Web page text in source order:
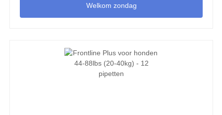
Welkom zondag